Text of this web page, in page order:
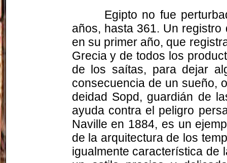
Egipto no fue
años, hasta 361. Un
en su primer año, que
Grecia y de todos los
de los saítas, para dejar
consecuencia de un sueño,
deidad Sopd, guardián de
ayuda contra el peligro
Naville en 1884, es un
de la arquitectura de los
igualmente característica de